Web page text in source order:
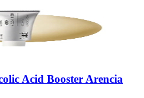
Acid Booster Arencia